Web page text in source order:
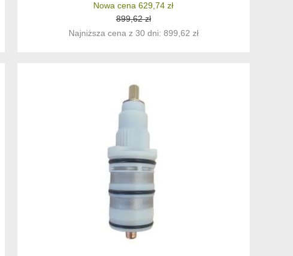
Nowa cena 629,74 zł
899,62 zł
Najniższa cena z 30 dni: 899,62 zł